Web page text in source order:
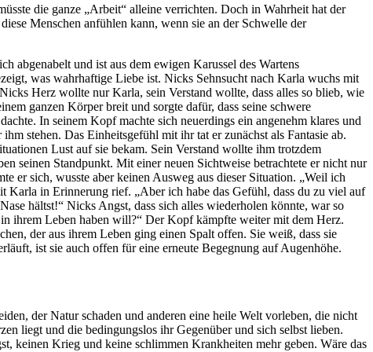
die ganze „Arbeit“ alleine verrichten. Doch in Wahrheit hat der
Menschen anfühlen kann, wenn sie an der Schwelle der
abgenabelt und ist aus dem ewigen Karussel des Wartens
was wahrhaftige Liebe ist. Nicks Sehnsucht nach Karla wuchs mit
Herz wollte nur Karla, sein Verstand wollte, dass alles so blieb, wie
ganzen Körper breit und sorgte dafür, dass seine schwere
In seinem Kopf machte sich neuerdings ein angenehm klares und
stehen. Das Einheitsgefühl mit ihr tat er zunächst als Fantasie ab.
Lust auf sie bekam. Sein Verstand wollte ihm trotzdem
seinen Standpunkt. Mit einer neuen Sichtweise betrachtete er nicht nur
er sich, wusste aber keinen Ausweg aus dieser Situation. „Weil ich
Karla in Erinnerung rief. „Aber ich habe das Gefühl, dass du zu viel auf
hältst!“ Nicks Angst, dass sich alles wiederholen könnte, war so
ihrem Leben haben will?“ Der Kopf kämpfte weiter mit dem Herz.
der aus ihrem Leben ging einen Spalt offen. Sie weiß, dass sie
ist sie auch offen für eine erneute Begegnung auf Augenhöhe.
der Natur schaden und anderen eine heile Welt vorleben, die nicht
liegt und die bedingungslos ihr Gegenüber und sich selbst lieben.
keinen Krieg und keine schlimmen Krankheiten mehr geben. Wäre das